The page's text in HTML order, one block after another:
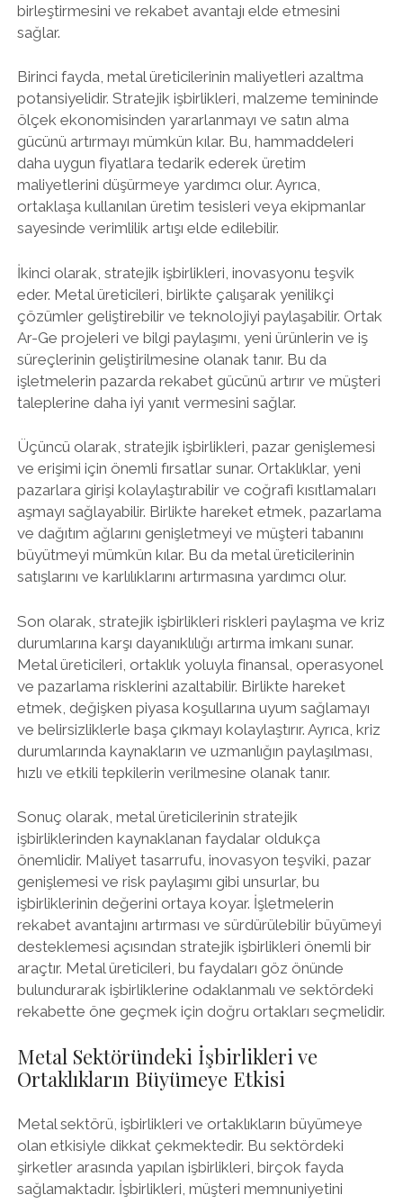
birleştirmesini ve rekabet avantajı elde etmesini
sağlar.
Birinci fayda, metal üreticilerinin maliyetleri azaltma
potansiyelidir. Stratejik işbirlikleri, malzeme temininde
ölçek ekonomisinden yararlanmayı ve satın alma
gücünü artırmayı mümkün kılar. Bu, hammaddeleri
daha uygun fiyatlara tedarik ederek üretim
maliyetlerini düşürmeye yardımcı olur. Ayrıca,
ortaklaşa kullanılan üretim tesisleri veya ekipmanlar
sayesinde verimlilik artışı elde edilebilir.
İkinci olarak, stratejik işbirlikleri, inovasyonu teşvik
eder. Metal üreticileri, birlikte çalışarak yenilikçi
çözümler geliştirebilir ve teknolojiyi paylaşabilir. Ortak
Ar-Ge projeleri ve bilgi paylaşımı, yeni ürünlerin ve iş
süreçlerinin geliştirilmesine olanak tanır. Bu da
işletmelerin pazarda rekabet gücünü artırır ve müşteri
taleplerine daha iyi yanıt vermesini sağlar.
Üçüncü olarak, stratejik işbirlikleri, pazar genişlemesi
ve erişimi için önemli fırsatlar sunar. Ortaklıklar, yeni
pazarlara girişi kolaylaştırabilir ve coğrafi kısıtlamaları
aşmayı sağlayabilir. Birlikte hareket etmek, pazarlama
ve dağıtım ağlarını genişletmeyi ve müşteri tabanını
büyütmeyi mümkün kılar. Bu da metal üreticilerinin
satışlarını ve karlılıklarını artırmasına yardımcı olur.
Son olarak, stratejik işbirlikleri riskleri paylaşma ve kriz
durumlarına karşı dayanıklılığı artırma imkanı sunar.
Metal üreticileri, ortaklık yoluyla finansal, operasyonel
ve pazarlama risklerini azaltabilir. Birlikte hareket
etmek, değişken piyasa koşullarına uyum sağlamayı
ve belirsizliklerle başa çıkmayı kolaylaştırır. Ayrıca, kriz
durumlarında kaynakların ve uzmanlığın paylaşılması,
hızlı ve etkili tepkilerin verilmesine olanak tanır.
Sonuç olarak, metal üreticilerinin stratejik
işbirliklerinden kaynaklanan faydalar oldukça
önemlidir. Maliyet tasarrufu, inovasyon teşviki, pazar
genişlemesi ve risk paylaşımı gibi unsurlar, bu
işbirliklerinin değerini ortaya koyar. İşletmelerin
rekabet avantajını artırması ve sürdürülebilir büyümeyi
desteklemesi açısından stratejik işbirlikleri önemli bir
araçtır. Metal üreticileri, bu faydaları göz önünde
bulundurarak işbirliklerine odaklanmalı ve sektördeki
rekabette öne geçmek için doğru ortakları seçmelidir.
Metal Sektöründeki İşbirlikleri ve
Ortaklıkların Büyümeye Etkisi
Metal sektörü, işbirlikleri ve ortaklıkların büyümeye
olan etkisiyle dikkat çekmektedir. Bu sektördeki
şirketler arasında yapılan işbirlikleri, birçok fayda
sağlamaktadır. İşbirlikleri, müşteri memnuniyetini